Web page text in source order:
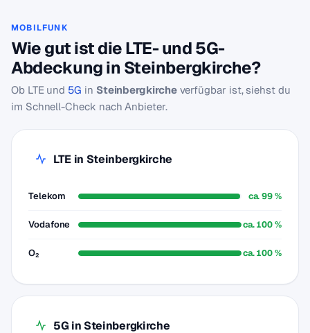
MOBILFUNK
Wie gut ist die LTE- und 5G-
Abdeckung in Steinbergkirche?
Ob LTE und 5G in Steinbergkircheverfügbar ist, siehst du
im Schnell-Check nach Anbieter.
LTE in Steinbergkirche
Telekom ca. 99 %
Vodafone ca. 100 %
O₂ ca. 100 %
5G in Steinbergkirche